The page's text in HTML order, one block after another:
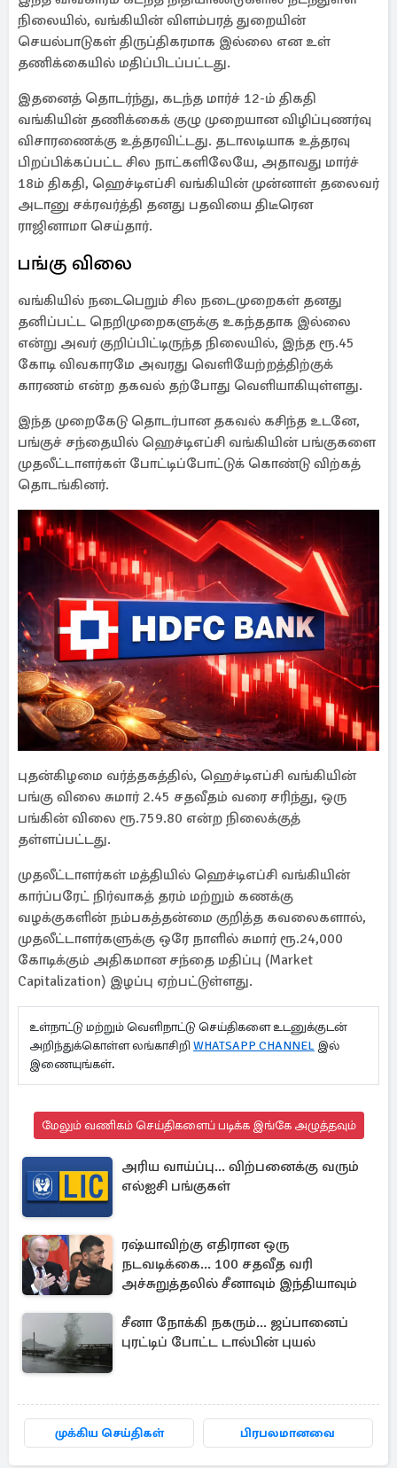
நிலையில், வங்கியின் விளம்பரத் துறையின்
செயல்பாடுகள் திருப்திகரமாக இல்லை என உள்
தணிக்கையில் மதிப்பிடப்பட்டது.
இதனைத் தொடர்ந்து, கடந்த மார்ச் 12-ம் திகதி
வங்கியின் தணிக்கைக் குழு முறையான விழிப்புணர்வு
விசாரணைக்கு உத்தரவிட்டது. தடாலடியாக உத்தரவு
பிறப்பிக்கப்பட்ட சில நாட்களிலேயே, அதாவது மார்ச்
18ம் திகதி, ஹெச்டிஎப்சி வங்கியின் முன்னாள் தலைவர்
அடானு சக்ரவர்த்தி தனது பதவியை திடீரென
ராஜினாமா செய்தார்.
பங்கு விலை
வங்கியில் நடைபெறும் சில நடைமுறைகள் தனது
தனிப்பட்ட நெறிமுறைகளுக்கு உகந்ததாக இல்லை
என்று அவர் குறிப்பிட்டிருந்த நிலையில், இந்த ரூ.45
கோடி விவகாரமே அவரது வெளியேற்றத்திற்குக்
காரணம் என்ற தகவல் தற்போது வெளியாகியுள்ளது.
இந்த முறைகேடு தொடர்பான தகவல் கசிந்த உடனே,
பங்குச் சந்தையில் ஹெச்டிஎப்சி வங்கியின் பங்குகளை
முதலீட்டாளர்கள் போட்டிப்போட்டுக் கொண்டு விற்கத்
தொடங்கினர்.
புதன்கிழமை வர்த்தகத்தில், ஹெச்டிஎப்சி வங்கியின்
பங்கு விலை சுமார் 2.45 சதவீதம் வரை சரிந்து, ஒரு
பங்கின் விலை ரூ.759.80 என்ற நிலைக்குத்
தள்ளப்பட்டது.
முதலீட்டாளர்கள் மத்தியில் ஹெச்டிஎப்சி வங்கியின்
கார்ப்பரேட் நிர்வாகத் தரம் மற்றும் கணக்கு
வழக்குகளின் நம்பகத்தன்மை குறித்த கவலைகளால்,
முதலீட்டாளர்களுக்கு ஒரே நாளில் சுமார் ரூ.24,000
கோடிக்கும் அதிகமான சந்தை மதிப்பு (Market
Capitalization) இழப்பு ஏற்பட்டுள்ளது.
உள்நாட்டு மற்றும் வெளிநாட்டு செய்திகளை உடனுக்குடன்
அறிந்துக்கொள்ள லங்காசிறி WHATSAPP CHANNEL இல்
இணையுங்கள்.
மேலும் வணிகம் செய்திகளைப் படிக்க இங்கே அழுத்தவும்
அரிய வாய்ப்பு... விற்பனைக்கு வரும்
எல்ஐசி பங்குகள்
ரஷ்யாவிற்கு எதிரான ஒரு
நடவடிக்கை... 100 சதவீத வரி
அச்சுறுத்தலில் சீனாவும் இந்தியாவும்
சீனா நோக்கி நகரும்... ஜப்பானைப்
புரட்டிப் போட்ட டால்பின் புயல்
முக்கிய செய்திகள் பிரபலமானவை